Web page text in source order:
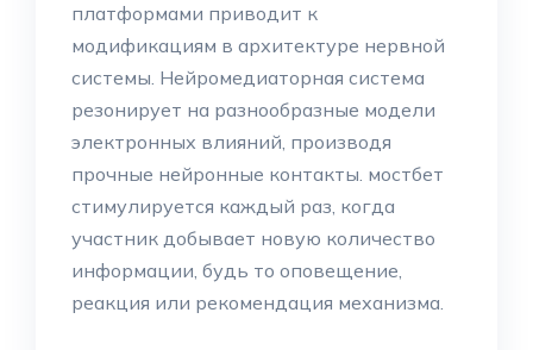
платформами приводит к
модификациям в архитектуре нервной
системы. Нейромедиаторная система
резонирует на разнообразные модели
электронных влияний, производя
прочные нейронные контакты. мостбет
стимулируется каждый раз, когда
участник добывает новую количество
информации, будь то оповещение,
реакция или рекомендация механизма.